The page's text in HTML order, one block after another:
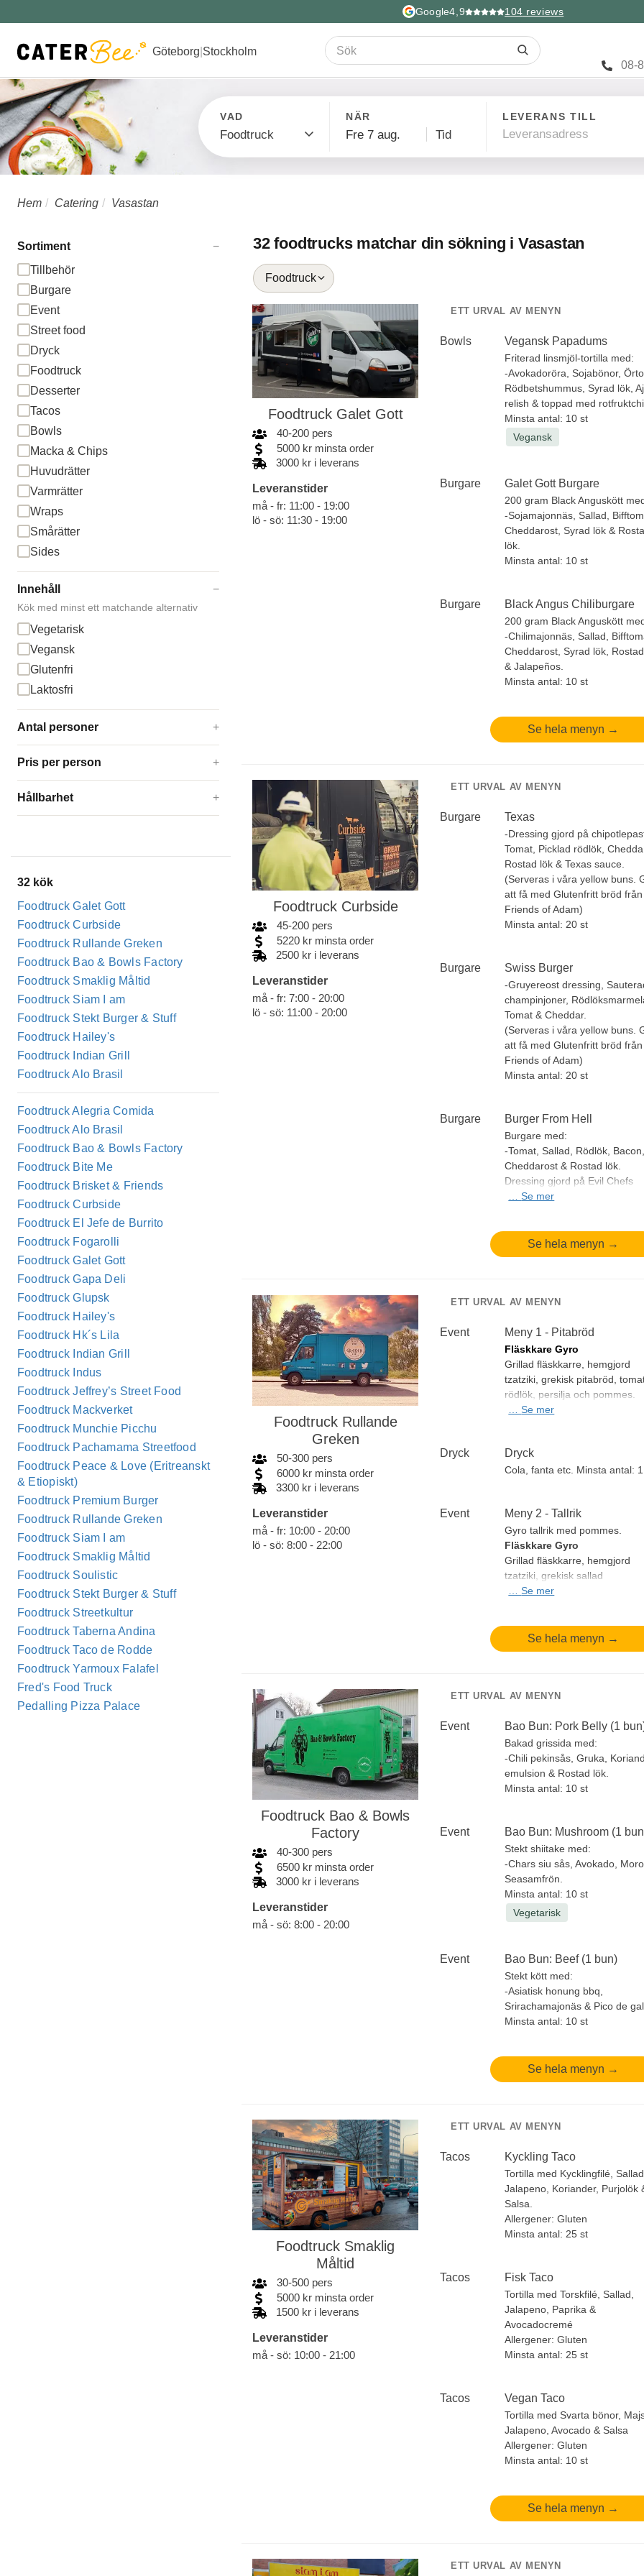
Google4,9 104 reviews
Göteborg Stockholm
08-
VAD
Foodtruck
NÄR LEVERANS TILL
Hem Catering Vasastan
Sortiment
−
Tillbehör
Burgare
Event
Street food
Dryck
Foodtruck
Desserter
Tacos
Bowls
Macka & Chips
Huvudrätter
Varmrätter
Wraps
Smårätter
Sides
Innehåll −
Kök med minst ett matchande alternativ
Vegetarisk
Vegansk
Glutenfri
Laktosfri
Antal personer +
Pris per person +
Hållbarhet +
32 kök
Foodtruck Galet Gott
Foodtruck Curbside
Foodtruck Rullande Greken
Foodtruck Bao & Bowls Factory
Foodtruck Smaklig Måltid
Foodtruck Siam I am
Foodtruck Stekt Burger & Stuff
Foodtruck Hailey's
Foodtruck Indian Grill
Foodtruck Alo Brasil
Foodtruck Alegria Comida
Foodtruck Alo Brasil
Foodtruck Bao & Bowls Factory
Foodtruck Bite Me
Foodtruck Brisket & Friends
Foodtruck Curbside
Foodtruck El Jefe de Burrito
Foodtruck Fogarolli
Foodtruck Galet Gott
Foodtruck Gapa Deli
Foodtruck Glupsk
Foodtruck Hailey's
Foodtruck Hk´s Lila
Foodtruck Indian Grill
Foodtruck Indus
Foodtruck Jeffrey’s Street Food
Foodtruck Mackverket
Foodtruck Munchie Picchu
Foodtruck Pachamama Streetfood
Foodtruck Peace & Love (Eritreanskt
& Etiopiskt)
Foodtruck Premium Burger
Foodtruck Rullande Greken
Foodtruck Siam I am
Foodtruck Smaklig Måltid
Foodtruck Soulistic
Foodtruck Stekt Burger & Stuff
Foodtruck Streetkultur
Foodtruck Taberna Andina
Foodtruck Taco de Rodde
Foodtruck Yarmoux Falafel
Fred's Food Truck
Pedalling Pizza Palace
32 foodtrucks matchar din sökning i Vasastan
Foodtruck
Foodtruck Galet Gott
40-200 pers
5000 kr minsta order
3000 kr i leverans
Leveranstider
må - fr: 11:00 - 19:00
lö - sö: 11:30 - 19:00
ETT URVAL AV MENYN
Bowls Vegansk Papadums
Friterad linsmjöl-tortilla med:
-Avokadoröra, Sojabönor,
Rödbetshummus, Syrad lök,
relish & toppad med
Minsta antal: 10 st
Vegansk
Burgare Galet Gott Burgare
200 gram Black Anguskött
-Sojamajonnäs, Sallad,
Cheddarost, Syrad lök &
lök.
Minsta antal: 10 st
Burgare Black Angus Chiliburgare
200 gram Black Anguskött
-Chilimajonnäs, Sallad,
Cheddarost, Syrad lök,
& Jalapeños.
Minsta antal: 10 st
Se hela menyn →
Foodtruck Curbside
45-200 pers
5220 kr minsta order
2500 kr i leverans
Leveranstider
må - fr: 7:00 - 20:00
lö - sö: 11:00 - 20:00
ETT URVAL AV MENYN
Burgare Texas
-Dressing gjord på
Tomat, Picklad rödlök,
Rostad lök & Texas sauce.
(Serveras i våra yellow buns.
att få med Glutenfritt bröd från
Friends of Adam)
Minsta antal: 20 st
Burgare Swiss Burger
-Gruyereost dressing,
champinjoner,
Tomat & Cheddar.
(Serveras i våra yellow buns.
att få med Glutenfritt bröd från
Friends of Adam)
Minsta antal: 20 st
Burgare Burger From Hell
Burgare med:
-Tomat, Sallad, Rödlök, Bacon,
Cheddarost & Rostad lök.
Dressing gjord på Evil Chefs
naturella chilisås.
Friends of Adam)
OBS! Riktigt stark!
…Se mer
Se hela menyn →
Foodtruck Rullande
Greken
50-300 pers
6000 kr minsta order
3300 kr i leverans
Leveranstider
må - fr: 10:00 - 20:00
lö - sö: 8:00 - 22:00
ETT URVAL AV MENYN
Event Meny 1 - Pitabröd
Fläskkare Gyro
Grillad fläskkarre, hemgjord
tzatziki, grekisk pitabröd,
rödlök, persilja och pommes.
Kyckling Gyro
rödlök, persilja och pommes.
Halloumi Gyro
rödlök, persilja och pommes.
*Servering längre än 1 timme
tillkommer 1100 kr per timme.
Minsta antal: 40 st
…Se mer
Dryck Dryck
Cola, fanta etc. Minsta antal:
Event Meny 2 - Tallrik
Gyro tallrik med pommes.
Fläskkare Gyro
Grillad fläskkarre, hemgjord
tzatziki, grekisk sallad
(Romansallad, tomat, rödlök,
persilja och pommes.
Kyckling Gyro
(Romansallad, tomat, rödlök,
rödvinsvinäger), tomat, rödlök,
persilja och pommes.
Pita Halloumi
Grillad Halloumi, Hemgjord
Tzatziki, grekisk sallad
rödvinsvinäger ), tomat,
persilja och pommes.
*Servering längre än 1 timme
tillkommer 1100 kr per timme.
Minsta antal: 40 st
…Se mer
Se hela menyn →
Foodtruck Bao & Bowls
Factory
40-300 pers
6500 kr minsta order
3000 kr i leverans
Leveranstider
må - sö: 8:00 - 20:00
ETT URVAL AV MENYN
Event Bao Bun: Pork Belly (1
Bakad grissida med:
-Chili pekinsås, Gruka,
emulsion & Rostad lök.
Minsta antal: 10 st
Event Bao Bun: Mushroom (1
Stekt shiitake med:
-Chars siu sås, Avokado,
Seasamfrön.
Minsta antal: 10 st
Vegetarisk
Event Bao Bun: Beef (1 bun)
Stekt kött med:
-Asiatisk honung bbq,
Srirachamajonäs & Pico de
Minsta antal: 10 st
Se hela menyn →
Foodtruck Smaklig
Måltid
30-500 pers
5000 kr minsta order
1500 kr i leverans
Leveranstider
må - sö: 10:00 - 21:00
ETT URVAL AV MENYN
Tacos Kyckling Taco
Tortilla med Kycklingfilé, Sallad,
Jalapeno, Koriander, Purjolök
Salsa.
Allergener:Gluten
Minsta antal: 25 st
Tacos Fisk Taco
Tortilla med Torskfilé, Sallad,
Jalapeno, Paprika &
Avocadocremé
Allergener:Gluten
Minsta antal: 25 st
Tacos Vegan Taco
Tortilla med Svarta bönor,
Jalapeno, Avocado & Salsa
Allergener:Gluten
Minsta antal: 10 st
Se hela menyn →
ETT URVAL AV MENYN